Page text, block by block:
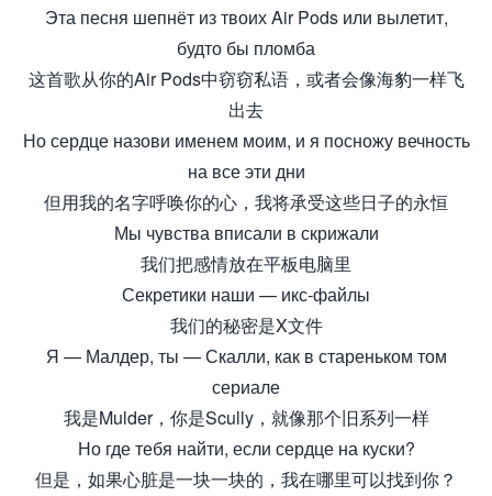
Эта песня шепнёт из твоих Air Pods или вылетит,
будто бы пломба
这首歌从你的Air Pods中窃窃私语，或者会像海豹一样飞
出去
Но сердце назови именем моим, и я посножу вечность
на все эти дни
但用我的名字呼唤你的心，我将承受这些日子的永恒
Мы чувства вписали в скрижали
我们把感情放在平板电脑里
Секретики наши — икс-файлы
我们的秘密是X文件
Я — Малдер, ты — Скалли, как в стареньком том
сериале
我是Mulder，你是Scully，就像那个旧系列一样
Но где тебя найти, если сердце на куски?
但是，如果心脏是一块一块的，我在哪里可以找到你？